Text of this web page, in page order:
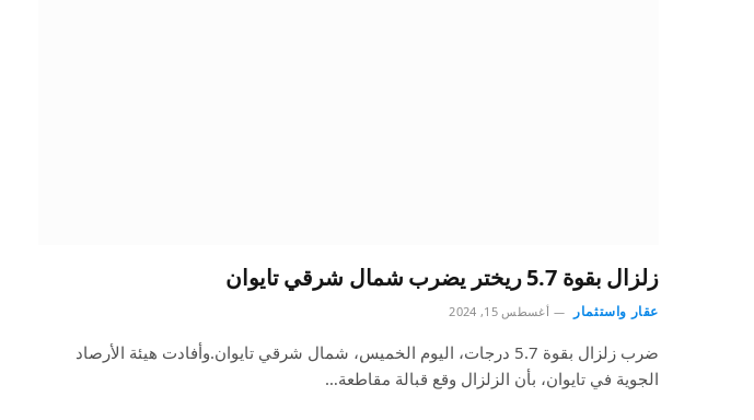
زلزال بقوة 5.7 ريختر يضرب شمال شرقي تايوان
عقار واستثمار أغسطس 15, 2024
ضرب زلزال بقوة 5.7 درجات، اليوم الخميس، شمال شرقي تايوان.وأفادت هيئة الأرصاد
الجوية في تايوان، بأن الزلزال وقع قبالة مقاطعة…